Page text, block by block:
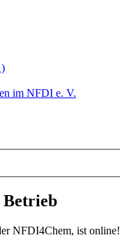
im NFDI e. V.
Betrieb
NFDI4Chem, ist online!